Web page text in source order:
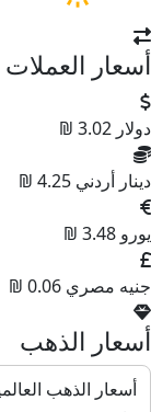
أسعار العملات
دولار 3.02 ₪
دينار أردني 4.25 ₪
يورو 3.48 ₪
جنيه مصري 0.06 ₪
أسعار الذهب
أسعار الذهب